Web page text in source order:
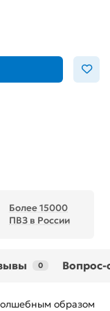
Более 15000
ПВЗ в России
0 Вопрос-
образом